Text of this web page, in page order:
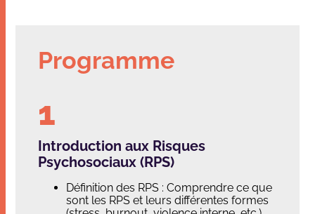
Programme
Introduction aux Risques
Psychosociaux (RPS)
Définition des RPS : Comprendre ce que
sont les RPS et leurs différentes formes